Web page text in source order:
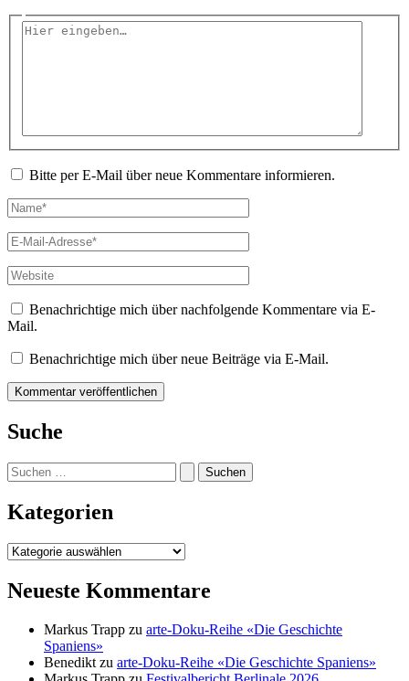
Hier
Bitte per E-Mail über neue Kommentare informieren.
Name*
E-
Mail-
Adresse*
Website
Benachrichtige mich über nachfolgende Kommentare via E-
Mail.
Benachrichtige mich über neue Beiträge via E-Mail.
Suche
Suchen
nach:
Kategorien
Kategorien
Neueste Kommentare
Markus Trapp zu arte-Doku-Reihe «Die Geschichte
Spaniens»
Benedikt zu arte-Doku-Reihe «Die Geschichte Spaniens»